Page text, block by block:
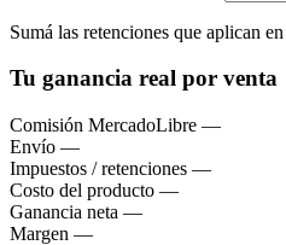
Sumá las retenciones que aplican
Tu ganancia real por venta
Comisión MercadoLibre —
Envío —
Impuestos / retenciones —
Costo del producto —
Ganancia neta —
Margen —